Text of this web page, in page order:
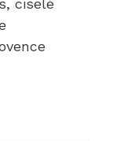
ciselé